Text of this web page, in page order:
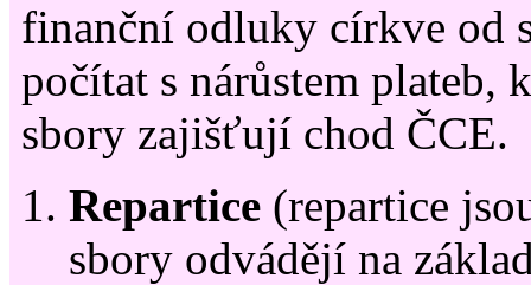
finanční odluky církve od
počítat s nárůstem plateb,
sbory zajišťují chod ČCE.
Repartice (repartice
sbory odvádějí na